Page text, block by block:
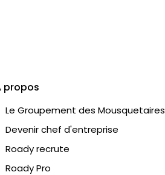
propos
Le Groupement des Mousquetaires
Devenir chef d'entreprise
Roady recrute
Roady Pro